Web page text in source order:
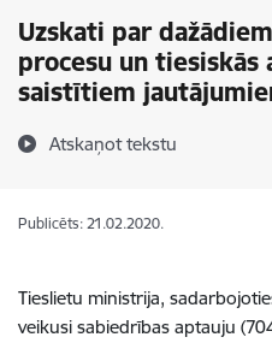
Uzskati par
procesu un tiesiskās
saistītiem
Atskaņot tekstu
Publicēts: 21.02.2020.
Tieslietu ministrija,
veikusi sabiedrības aptauju